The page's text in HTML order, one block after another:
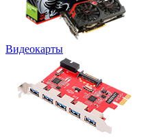
Видеокарты